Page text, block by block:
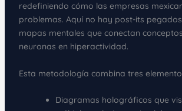
redefiniendo cómo las empresas
problemas. Aquí no hay post-its
mapas mentales que conectan
neuronas en hiperactividad.
Esta metodología combina tres
Diagramas holográficos que